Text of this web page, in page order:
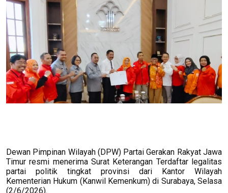
Dewan Pimpinan Wilayah (DPW) Partai Gerakan Rakyat Jawa
Timur resmi menerima Surat Keterangan Terdaftar legalitas
partai politik tingkat provinsi dari Kantor Wilayah
Kementerian Hukum (Kanwil Kemenkum) di Surabaya, Selasa
(2/6/2026).